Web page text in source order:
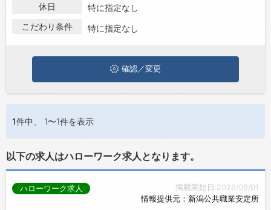
お問い合わせ
新潟市中央区で資材購買･商品･在庫管理の求人・転職情報を探し
ている方は、ぜひ興味のある職種に応募してみてくださいね。
休日
特に指定なし
こだわり条件
特に指定なし
確認／変更
1件中、 1〜1件を表示
以下の求人はハローワーク求人となります。
掲載開始日:2026/06/01
情報提供元：新潟公共職業安定所
ハローワーク求人